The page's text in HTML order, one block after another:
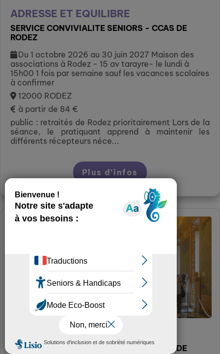
ADRESSE ET EQUILIBRE
SERVICE CONVIVIALITE SENIORS - CCAS DE
RODEZ
Du 1 octobre 2026 au 30 juin 2027 Maison des
associations à Rodez - 15 av tarayre- le lundi à
15h00 1 fois par semaine sauf les vacances scolaires
à confirmer
12000 RODEZ
à partir de 84 €
public : retraités de Rodez prioritairement Lors de la
séance, le pratiquant apprend à maintenir les
différents récepteurs néce...
Plus d’infos
SERVICE CONVIVIALITE SENIORS - CCAS DE